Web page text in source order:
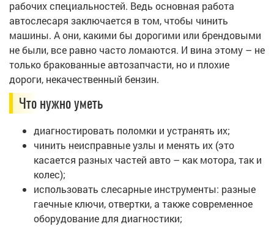
рабочих специальностей. Ведь основная работа
автослесаря заключается в том, чтобы чинить
машины. А они, какими бы дорогими или брендовыми
не были, все равно часто ломаются. И вина этому – не
только бракованные автозапчасти, но и плохие
дороги, некачественный бензин.
Что нужно уметь
диагностировать поломки и устранять их;
чинить неисправные узлы и менять их (это
касается разных частей авто – как мотора, так и
колес);
использовать слесарные инструменты: разные
гаечные ключи, отвертки, а также современное
оборудование для диагностики;